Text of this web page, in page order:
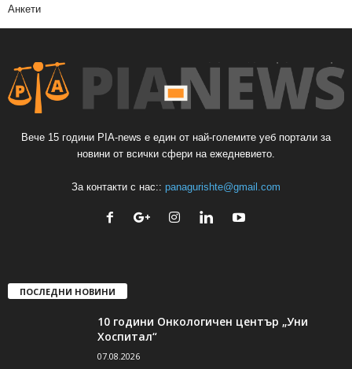
Анкети
Вече 15 години PIA-news е един от най-големите уеб портали за
новини от всички сфери на ежедневието.
За контакти с нас:: panagurishte@gmail.com
ПОСЛЕДНИ НОВИНИ
10 години Онкологичен център „Уни
Хоспитал“
07.08.2026